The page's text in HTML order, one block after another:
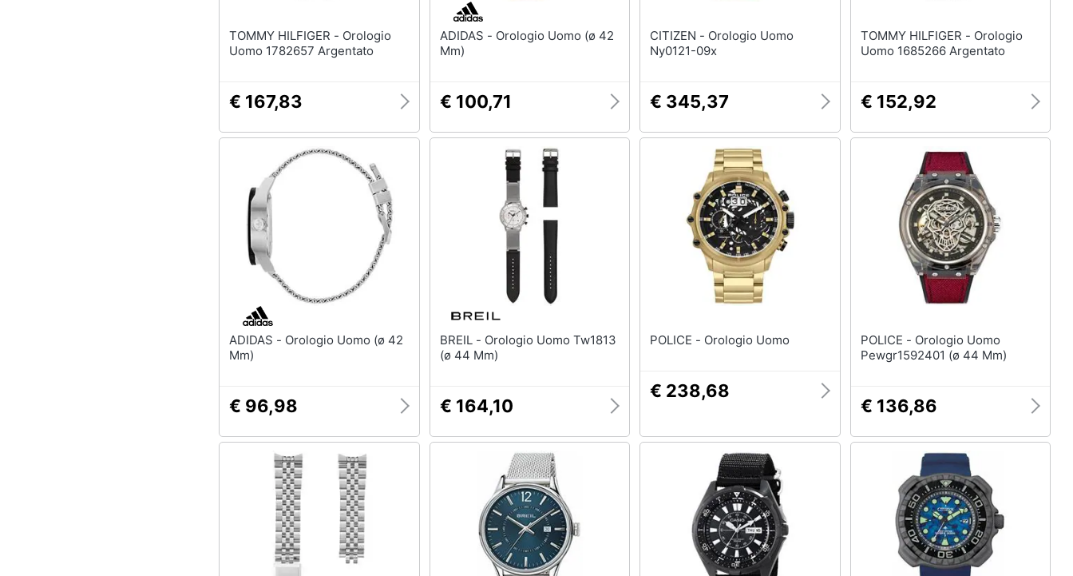
TOMMY HILFIGER - Orologio
Uomo 1782657 Argentato
€ 167,83
ADIDAS - Orologio Uomo (ø 42
Mm)
€ 100,71
CITIZEN - Orologio Uomo
Ny0121-09x
€ 345,37
TOMMY HILFIGER - Orologio
Uomo 1685266 Argentato
€ 152,92
ADIDAS - Orologio Uomo (ø 42
Mm)
€ 96,98
BREIL - Orologio Uomo Tw1813
(ø 44 Mm)
€ 164,10
POLICE - Orologio Uomo
€ 238,68
POLICE - Orologio Uomo
Pewgr1592401 (ø 44 Mm)
€ 136,86